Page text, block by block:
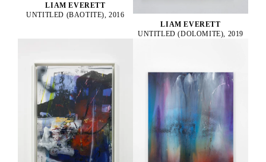
LIAM EVERETT
UNTITLED (BAOTITE), 2016
LIAM EVERETT
UNTITLED (DOLOMITE), 2019